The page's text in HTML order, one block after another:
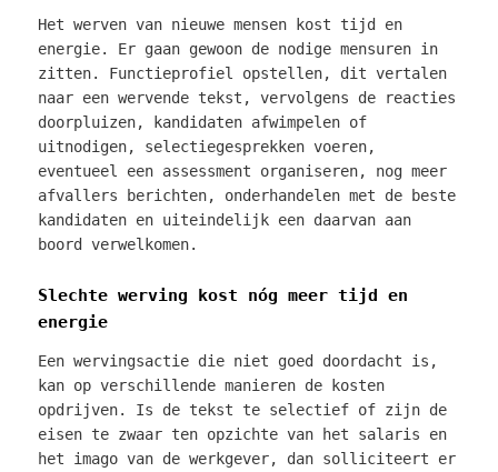
Het werven van nieuwe mensen kost tijd en
energie. Er gaan gewoon de nodige mensuren in
zitten. Functieprofiel opstellen, dit vertalen
naar een wervende tekst, vervolgens de reacties
doorpluizen, kandidaten afwimpelen of
uitnodigen, selectiegesprekken voeren,
eventueel een assessment organiseren, nog meer
afvallers berichten, onderhandelen met de beste
kandidaten en uiteindelijk een daarvan aan
boord verwelkomen.
Slechte werving kost nóg meer tijd en
energie
Een wervingsactie die niet goed doordacht is,
kan op verschillende manieren de kosten
opdrijven. Is de tekst te selectief of zijn de
eisen te zwaar ten opzichte van het salaris en
het imago van de werkgever, dan solliciteert er